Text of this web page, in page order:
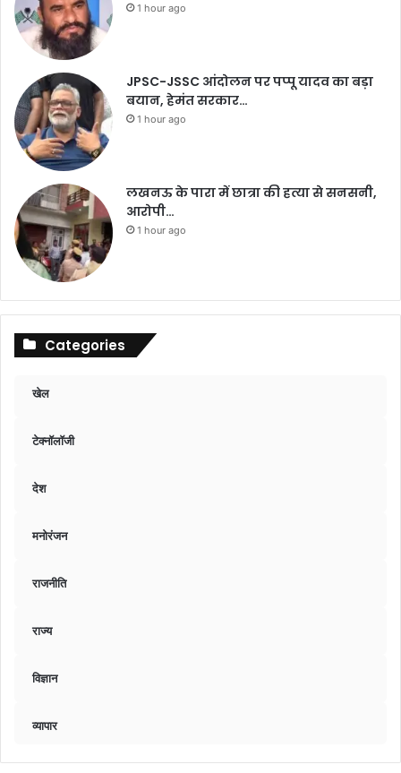
1 hour ago
JPSC-JSSC आंदोलन पर पप्पू यादव का बड़ा
बयान, हेमंत सरकार…
1 hour ago
लखनऊ के पारा में छात्रा की हत्या से सनसनी,
आरोपी…
1 hour ago
Categories
खेल
टेक्नॉलॉजी
देश
मनोरंजन
राजनीति
राज्य
विज्ञान
व्यापार